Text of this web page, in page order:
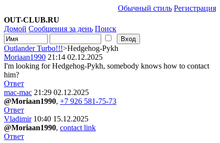
Обычный стиль Регистрация
OUT-CLUB.RU
Домой Сообщения за день Поиск
Outlander Turbo!!!>Hedgehog-Pykh
Moriaan1990 21:14 02.12.2025
I'm looking for Hedgehog-Pykh, somebody knows how to contact
him?
Ответ
mac-mac 21:29 02.12.2025
@Moriaan1990, +7 926 581-75-73
Ответ
Vladimir10:40 15.12.2025
@Moriaan1990, contact link
Ответ